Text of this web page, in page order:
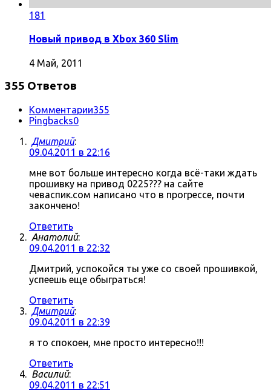
181
Новый привод в Xbox 360 Slim
4 Май, 2011
355 Ответов
Комментарии355
Pingbacks0
Дмитрий:
09.04.2011 в 22:16
мне вот больше интересно когда всё-таки ждать
прошивку на привод 0225??? на сайте
чеваспик.сом написано что в прогрессе, почти
закончено!
Ответить
Анатолий:
09.04.2011 в 22:32
Дмитрий, успокойся ты уже со своей прошивкой,
успеешь еще обыграться!
Ответить
Дмитрий:
09.04.2011 в 22:39
я то спокоен, мне просто интересно!!!
Ответить
Василий:
09.04.2011 в 22:51